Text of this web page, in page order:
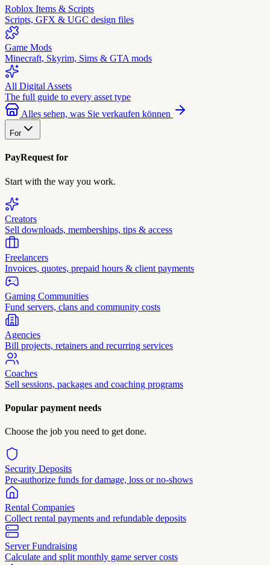
Roblox Items & Scripts
Scripts, GFX & UGC design files
Game Mods
Minecraft, Skyrim, Sims & GTA mods
All Digital Assets
The full guide to every asset type
Alles sehen, was Sie verkaufen können
For
PayRequest for
Start with the way you work.
Creators
Sell downloads, memberships, tips & access
Freelancers
Invoices, quotes, prepaid hours & client payments
Gaming Communities
Fund servers, clans and community costs
Agencies
Bill projects, retainers and recurring services
Coaches
Sell sessions, packages and coaching programs
Popular payment needs
Choose the job you need to get done.
Security Deposits
Pre-authorize funds for damage, loss or no-shows
Rental Companies
Collect rental payments and refundable deposits
Server Fundraising
Calculate and split monthly game server costs